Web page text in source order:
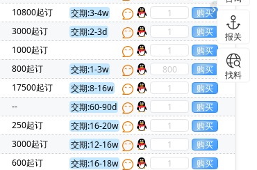
TEAPO(智宝)(1)
TMI(拓尔微)(1)
10800起订
交期:3-4w
3000起订
交期:2-3d
1000起订
800起订
交期:1-3w
17500起订
交期:8-16w
--
交期:60-90d
250起订
交期:16-20w
3000起订
交期:12-16w
600起订
交期:16-18w
报关
找料